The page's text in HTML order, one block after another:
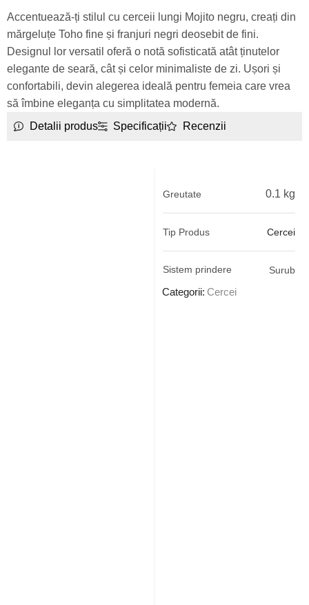
Accentuează-ți stilul cu cerceii lungi Mojito negru, creați din
mărgeluțe Toho fine și franjuri negri deosebit de fini.
Designul lor versatil oferă o notă sofisticată atât ținutelor
elegante de seară, cât și celor minimaliste de zi. Ușori și
confortabili, devin alegerea ideală pentru femeia care vrea
să îmbine eleganța cu simplitatea modernă.
Detalii produs
Specificații Recenzii
Greutate 0.1 kg
Tip Produs Cercei
Sistem prindere
Surub
Categorii: Cercei